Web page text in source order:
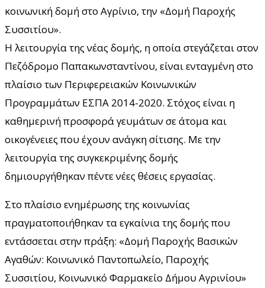
κοινωνική δομή στο Αγρίνιο, την «Δομή Παροχής
Συσσιτίου».
Η λειτουργία της νέας δομής, η οποία στεγάζεται στον
Πεζόδρομο Παπακωνσταντίνου, είναι ενταγμένη στο
πλαίσιο των Περιφερειακών Κοινωνικών
Προγραμμάτων ΕΣΠΑ 2014-2020. Στόχος είναι η
καθημερινή προσφορά γευμάτων σε άτομα και
οικογένειες που έχουν ανάγκη σίτισης. Με την
λειτουργία της συγκεκριμένης δομής
δημιουργήθηκαν πέντε νέες θέσεις εργασίας.
Στo πλαίσιο ενημέρωσης της κοινωνίας
πραγματοποιήθηκαν τα εγκαίνια της δομής που
εντάσσεται στην πράξη: «Δομή Παροχής Βασικών
Αγαθών: Κοινωνικό Παντοπωλείο, Παροχής
Συσσιτίου, Κοινωνικό Φαρμακείο Δήμου Αγρινίου»